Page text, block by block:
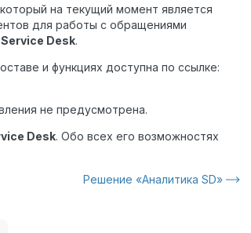
, который на текущий момент является
для работы с обращениями
Service Desk.
и функциях доступна по ссылке:
не предусмотрена.
Desk. Обо всех его возможностях
Решение «Аналитика SD»